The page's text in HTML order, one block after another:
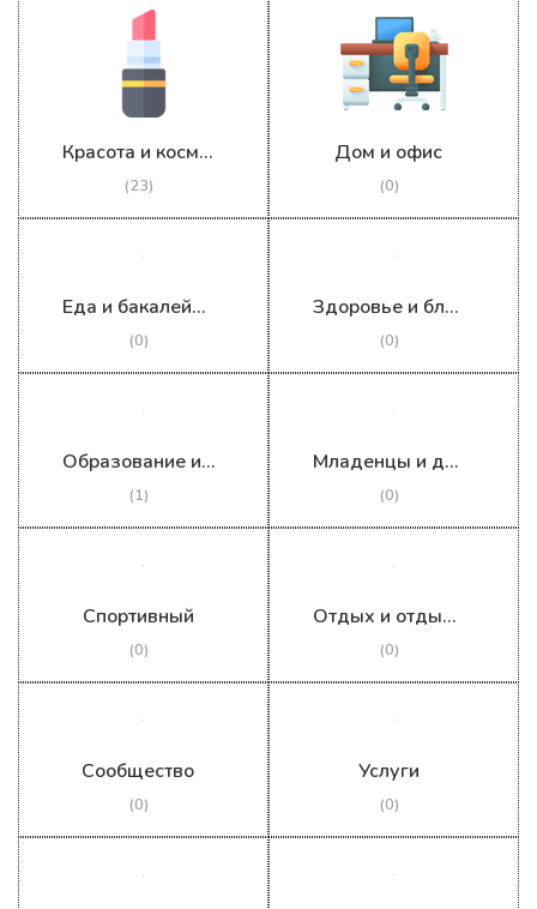
Красота и косметика
(23)
Дом и офис
(0)
Еда и бакалейные товары
(0)
Здоровье и благополучие
(0)
Образование и обучение
(1)
Младенцы и дети
(0)
Спортивный
(0)
Отдых и отдых на природе
(0)
Сообщество
(0)
Услуги
(0)